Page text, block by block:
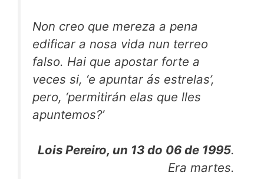
Non creo que mereza a pena
edificar a nosa vida nun terreo
falso. Hai que apostar forte a
veces si, ‘e apuntar ás estrelas’,
pero, ‘permitirán elas que lles
apuntemos?’
Lois Pereiro, un 13 do 06 de 1995.
Era martes.